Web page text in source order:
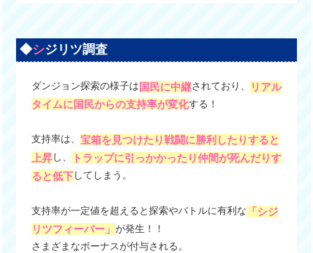
◆シジリツ調査
ダンジョン探索の様子は 国民に中継されており、
リアル
タイムに国民からの支持率が変化する！
支持率は、 宝箱を見つけたり戦闘に勝利したりすると
上昇し、
トラップに引っかかったり仲間が死んだりす
ると低下してしまう。
支持率が一定値を超えると探索やバトルに有利な 「シジ
リツフィーバー」 が発生！！
さまざまなボーナスが付与される。